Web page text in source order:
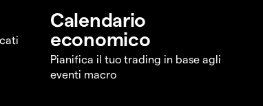
Calendario
economico
Pianifica il tuo trading in base agli
eventi macro